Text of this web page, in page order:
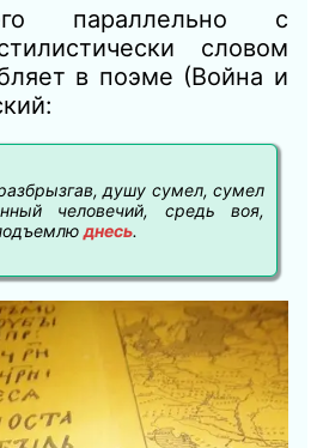
параллельно с
словом
в поэме (Война и
душу сумел, сумел
человечий, средь воя,
днесь.